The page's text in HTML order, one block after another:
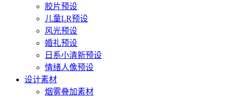
胶片预设
儿童LR预设
风光预设
婚礼预设
日系小清新预设
情绪人像预设
设计素材
烟雾叠加素材